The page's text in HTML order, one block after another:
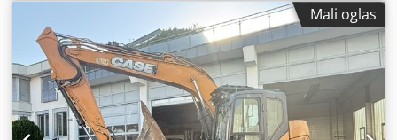
Mali oglas